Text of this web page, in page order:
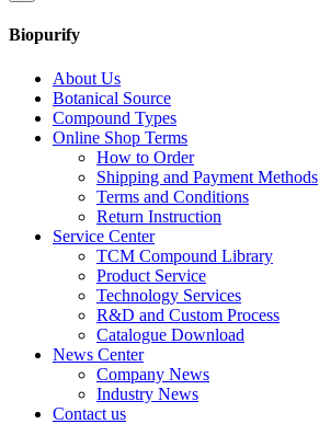
Biopurify
About Us
Botanical Source
Compound Types
Online Shop Terms
How to Order
Shipping and Payment Methods
Terms and Conditions
Return Instruction
Service Center
TCM Compound Library
Product Service
Technology Services
R&D and Custom Process
Catalogue Download
News Center
Company News
Industry News
Contact us